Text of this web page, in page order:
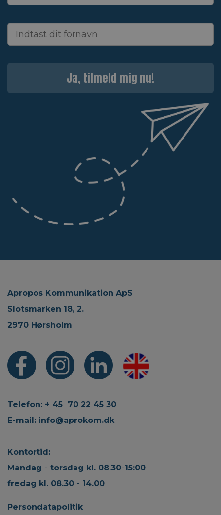
Ja, tilmeld mig nu!
Apropos Kommunikation ApS
Slotsmarken 18, 2.
2970 Hørsholm
Telefon: + 45 70 22 45 30
E-mail: info@aprokom.dk
Kontortid:
Mandag - torsdag kl. 08.30-15:00
fredag kl. 08.30 - 14.00
Persondatapolitik